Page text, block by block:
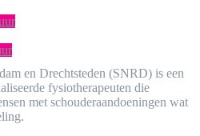
en Drechtsteden (SNRD) is een
fysiotherapeuten die
met schouderaandoeningen wat